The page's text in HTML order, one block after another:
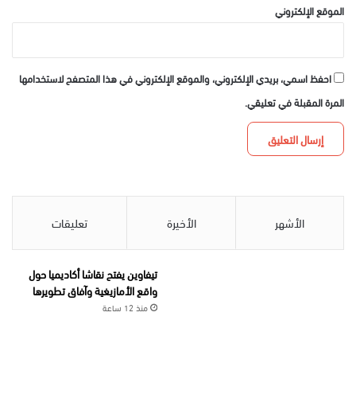
الموقع الإلكتروني
احفظ اسمي، بريدي الإلكتروني، والموقع الإلكتروني في هذا المتصفح لاستخدامها
المرة المقبلة في تعليقي.
الأشهر الأخيرة تعليقات
تيفاوين يفتح نقاشا أكاديميا حول
واقع الأمازيغية وآفاق تطويرها
منذ 12 ساعة